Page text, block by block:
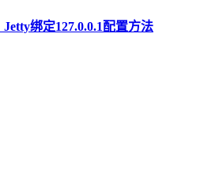
绑定127.0.0.1配置方法